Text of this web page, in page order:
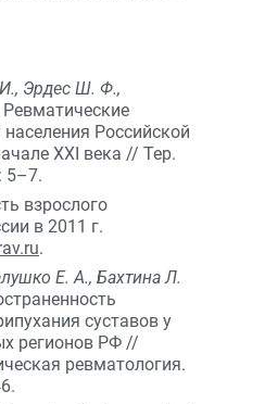
Эрдес Ш. Ф.,
Ревматические
Российской
XXI века // Тер.
5–7.
взрослого
в 2011 г.
.
Е. А., Бахтина Л.
суставов у
регионов РФ //
ревматология.